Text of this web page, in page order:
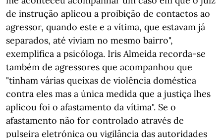
de instrução aplicou a proibição de contactos ao
agressor, quando este e a vítima, que estavam já
separados, até viviam no mesmo bairro",
exemplifica a psicóloga. Iris Almeida recorda-se
também de agressores que acompanhou que
"tinham várias queixas de violência doméstica
contra eles mas a única medida que a justiça lhes
aplicou foi o afastamento da vítima". Se o
afastamento não for controlado através de
pulseira eletrónica ou vigilância das autoridades